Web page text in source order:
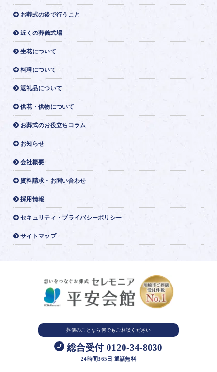
お葬式の後で行うこと
近くの葬儀式場
生花について
料理について
返礼品について
供花・供物について
お葬式のお役立ちコラム
お知らせ
会社概要
資料請求・お問い合わせ
採用情報
セキュリティ・プライバシーポリシー
サイトマップ
葬儀のことなら何でもご相談ください
総合受付 0120-34-8030
24時間365日 通話無料